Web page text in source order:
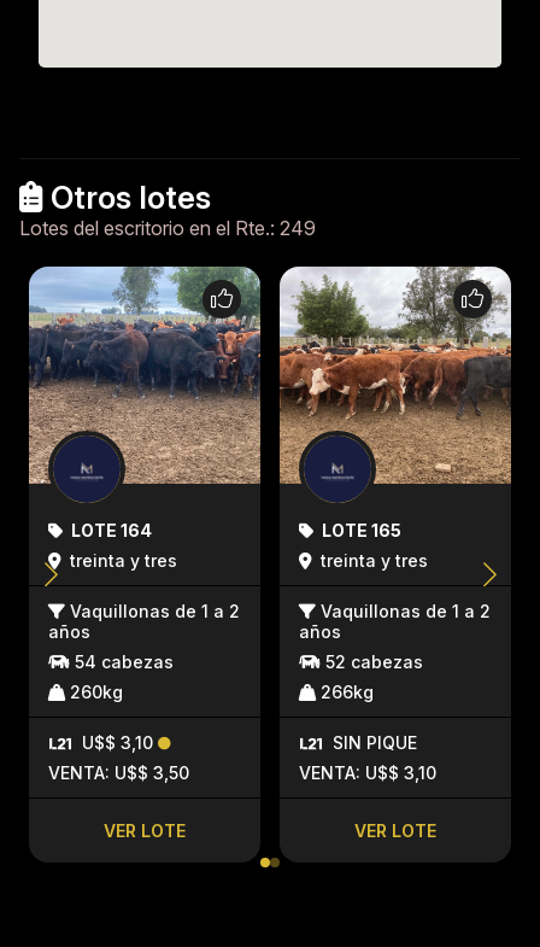
Otros lotes
Lotes del escritorio en el Rte.: 249
LOTE 164
treinta y tres
Vaquillonas de 1 a 2
años
54 cabezas
260kg
U$$ 3,10
VENTA: U$$ 3,50
VER LOTE
LOTE 165
treinta y tres
Vaquillonas de 1 a 2
años
52 cabezas
266kg
SIN PIQUE
VENTA: U$$ 3,10
VER LOTE